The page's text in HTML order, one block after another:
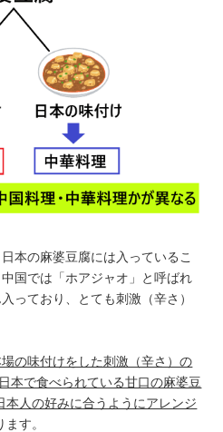
本の麻婆豆腐には入っているこ
国では「ホアジャオ」と呼ばれ
っており、とても刺激（辛さ）
の味付けをした刺激（辛さ）の
本で食べられている甘口の麻婆豆
本人の好みに合うようにアレンジ
す。